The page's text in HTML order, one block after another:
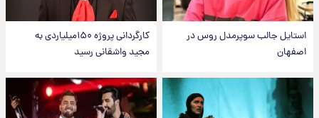
استایل جالب سوپرمدل روس در
اصفهان
کارگردانی پروژه ۱۵۰میلیاردی به
مجید واشقانی رسید